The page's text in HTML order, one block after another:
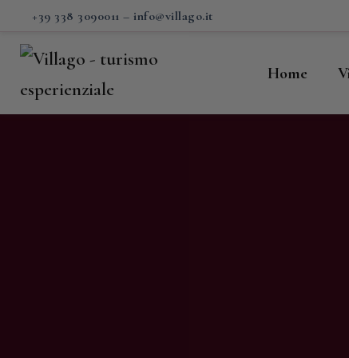
+39 338 3090011 – info@villago.it
Home